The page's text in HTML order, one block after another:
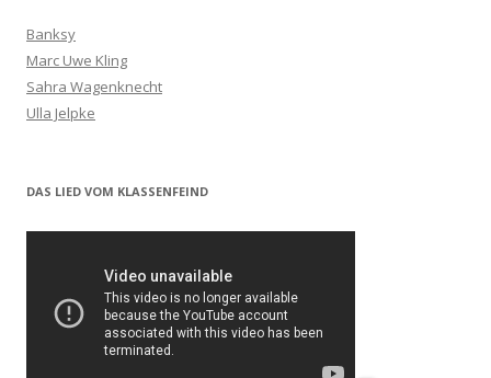
Banksy
Marc Uwe Kling
Sahra Wagenknecht
Ulla Jelpke
DAS LIED VOM KLASSENFEIND